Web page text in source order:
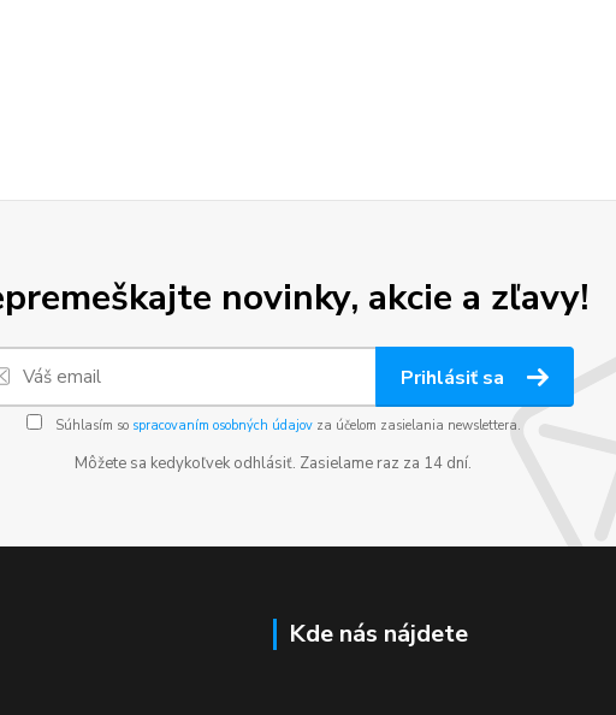
novinky, akcie a zľavy!
Prihlásiť sa
Súhlasím so spracovaním osobných údajovza účelom zasielania newslettera.
Môžete sa kedykoľvek odhlásiť. Zasielame raz za 14 dní.
Kde nás nájdete